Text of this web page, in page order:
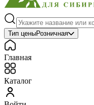
Тип ценыРозничная
Главная
Каталог